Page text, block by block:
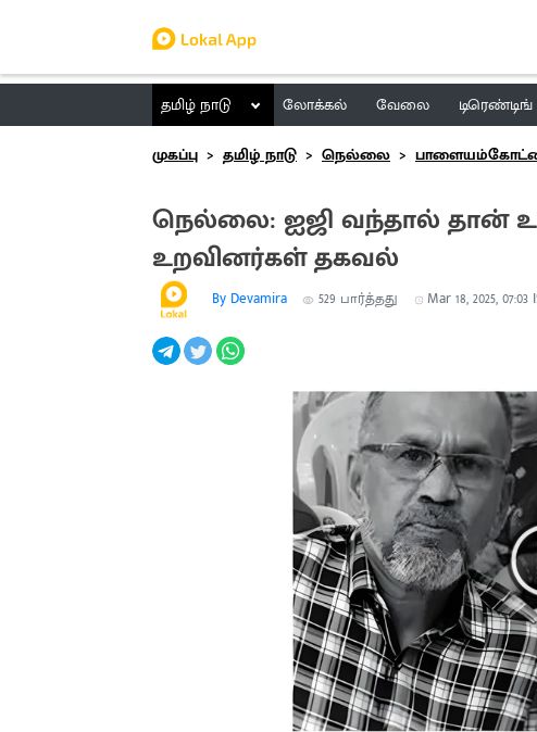
தமிழ் நாடு லோக்கல் வேலை டிரெண்டிங்
முகப்பு
தமிழ் நாடு நெல்லை
நெல்லை: ஐஜி வந்தால் தான்
உறவினர்கள் தகவல்
By Devamira 529 பார்த்தது Mar 18, 2025, 07:03